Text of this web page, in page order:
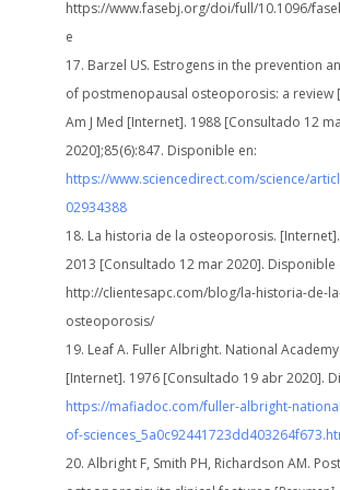
https://www.fasebj.org/doi/full/10.1096/
e
Barzel US. Estrogens in the prevention
of postmenopausal osteoporosis: a review
Am J Med [Internet]. 1988 [Consultado 12
2020];85(6):847. Disponible en:
https://www.sciencedirect.com/science/
02934388
La historia de la osteoporosis. [Internet].
2013 [Consultado 12 mar 2020]. Disponible
http://clientesapc.com/blog/la-historia-de-
osteoporosis/
Leaf A. Fuller Albright. National
[Internet]. 1976 [Consultado 19 abr 2020].
https://mafiadoc.com/fuller-albright-
of-
Albright F, Smith PH, Richardson AM.